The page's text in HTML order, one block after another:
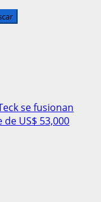
se fusionan
US$ 53,000